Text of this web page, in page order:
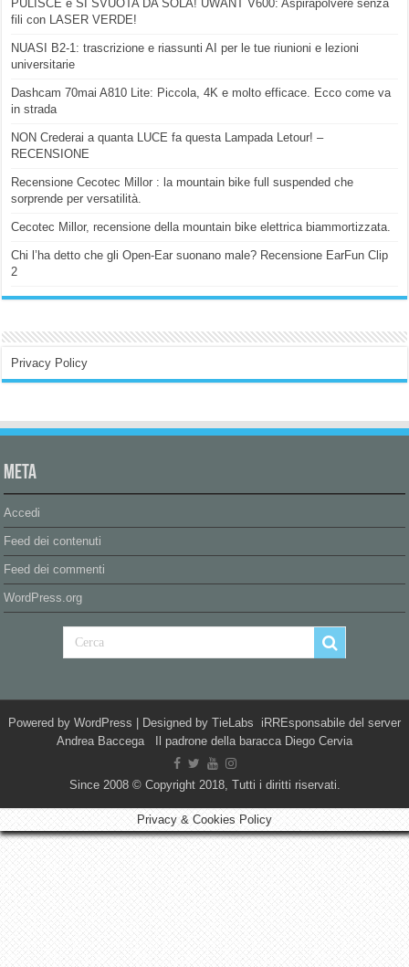
PULISCE e SI SVUOTA DA SOLA! UWANT V600: Aspirapolvere senza
fili con LASER VERDE!
NUASI B2-1: trascrizione e riassunti AI per le tue riunioni e lezioni
universitarie
Dashcam 70mai A810 Lite: Piccola, 4K e molto efficace. Ecco come va
in strada
NON Crederai a quanta LUCE fa questa Lampada Letour! –
RECENSIONE
Recensione Cecotec Millor : la mountain bike full suspended che
sorprende per versatilità.
Cecotec Millor, recensione della mountain bike elettrica biammortizzata.
Chi l’ha detto che gli Open-Ear suonano male? Recensione EarFun Clip
2
Privacy Policy
Meta
Accedi
Feed dei contenuti
Feed dei commenti
WordPress.org
Powered by WordPress | Designed by TieLabs iRREsponsabile del server
Andrea Baccega Il padrone della baracca Diego Cervia
Since 2008 © Copyright 2018, Tutti i diritti riservati.
Privacy & Cookies Policy